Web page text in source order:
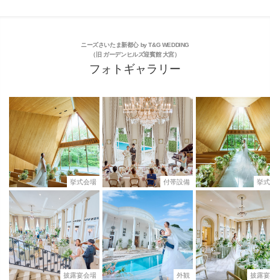
ニーズさいたま新都心 by T&G WEDDING
（旧 ガーデンヒルズ迎賓館 大宮）
フォトギャラリー
挙式会場
披露宴会場
付帯設備
外観
挙
披露